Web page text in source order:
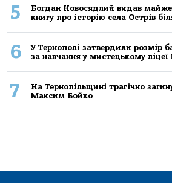
5
Богдан Новосядлий видав майже
книгу про історію села Острів
6
У Тернополі затвердили розмір
за навчання у мистецькому
7
На Тернопільщині трагічно
Максим Бойко